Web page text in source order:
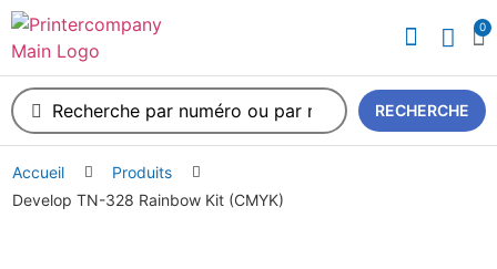
0
RECHERCHE
Accueil
Produits
Develop TN-328 Rainbow Kit (CMYK)